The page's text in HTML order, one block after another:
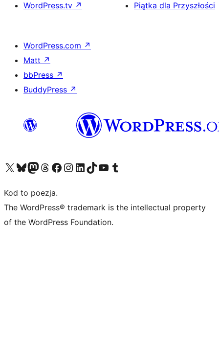
WordPress.tv ↗
Piątka dla Przyszłości
WordPress.com ↗
Matt ↗
bbPress ↗
BuddyPress ↗
Odwiedź nasze konto X (dawniej Twitter)
Odwiedź nasze konto Bluesky
Odwiedź nasze konto na Mastodoncie
Odwiedź naszego Threadsa
Odwiedź naszego Facebooka
Odwiedź nasze konto na Instagramie
Odwiedź nasze konto na LinkedIn
Odwiedź naszego TikToka
Odwiedź nasz kanał YouTube
Odwiedź naszego Tumblra
Kod to poezja.
The WordPress® trademark is the intellectual property
of the WordPress Foundation.